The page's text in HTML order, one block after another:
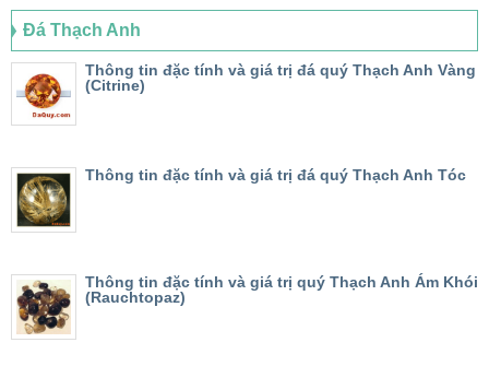
Đá Thạch Anh
Thông tin đặc tính và giá trị đá quý Thạch Anh Vàng
(Citrine)
Thông tin đặc tính và giá trị đá quý Thạch Anh Tóc
Thông tin đặc tính và giá trị quý Thạch Anh Ám Khói
(Rauchtopaz)